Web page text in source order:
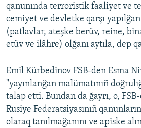
qanunında terroristik faaliyet ve
cemiyet ve devletke qarşı
(patlavlar, ateşke berüv, reine,
etüv ve ilâhre) olğanı aytıla, dep
Emil Kürbedinov FSB-den Esma
"yayınlanğan malümatınıñ
talap etti. Bundan da ğayrı, o,
Rusiye Federatsiyasınıñ
olaraq tanılmağanını ve apiske